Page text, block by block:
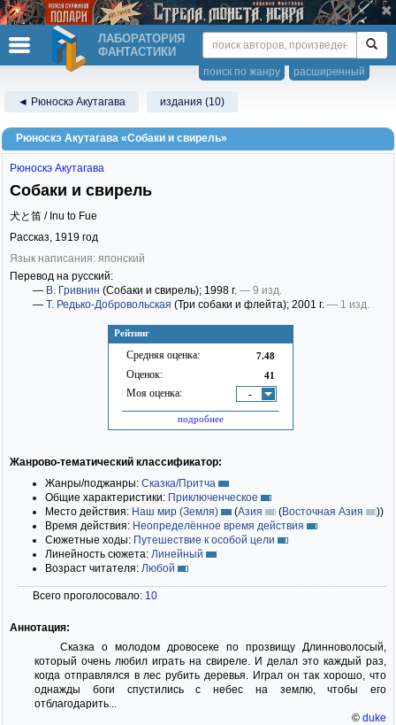
ЛАБОРАТОРИЯ
ФАНТАСТИКИ
расширенный
поиск по жанру
◄ Рюноскэ Акутагава издания (10)
Рюноскэ Акутагава «Собаки и свирель»
Рейтинг
Средняя оценка: 7.48
Оценок: 41
Моя оценка: -
подробнее
Рюноскэ Акутагава
Собаки и свирель
犬と笛 / Inu to Fue
Рассказ, 1919 год
Язык написания: японский
Перевод на русский:
— В. Гривнин (Собаки и свирель); 1998 г. — 9 изд.
— Т. Редько-Добровольская (Три собаки и флейта); 2001 г. — 1 изд.
Жанрово-тематический классификатор:
Жанры/поджанры: Сказка/Притча
Общие характеристики: Приключенческое
Место действия: Наш мир (Земля) (Азия (Восточная Азия ))
Время действия: Неопределённое время действия
Сюжетные ходы: Путешествие к особой цели
Линейность сюжета: Линейный
Возраст читателя: Любой
Всего проголосовало: 10
Аннотация:
Сказка о молодом дровосеке по прозвищу Длинноволосый,
который очень любил играть на свиреле. И делал это каждый раз,
когда отправлялся в лес рубить деревья. Играл он так хорошо, что
однажды боги спустились с небес на землю, чтобы его
отблагодарить...
© duke